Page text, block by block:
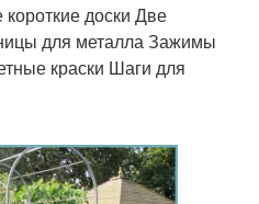
доски Две
для металла Зажимы
краски Шаги для